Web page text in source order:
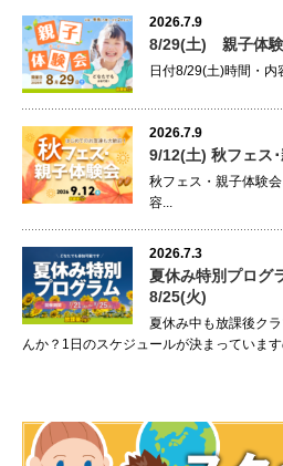
2026.7.9
8/29(土) 親子体験
日付8/29(土)時間・内
2026.7.9
9/12(土) 秋フェス
秋フェス・親子体験
容...
2026.7.3
夏休み特別プロ
8/25(火)
夏休み中も放課後ク
んか？1日のスケジュールが決まっていま